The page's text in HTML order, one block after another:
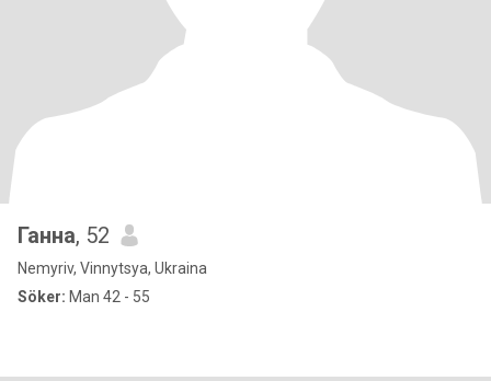
Ганна, 52
Nemyriv, Vinnytsya, Ukraina
Söker: Man 42 - 55